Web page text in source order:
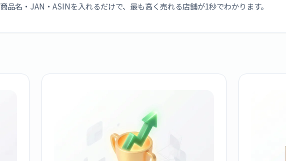
商品名・JAN・ASINを入れるだけで、最も高く売れる店舗が1秒でわかります。